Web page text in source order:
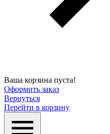
Ваша корзина пуста!
Оформить заказ
Вернуться
Перейти в корзину